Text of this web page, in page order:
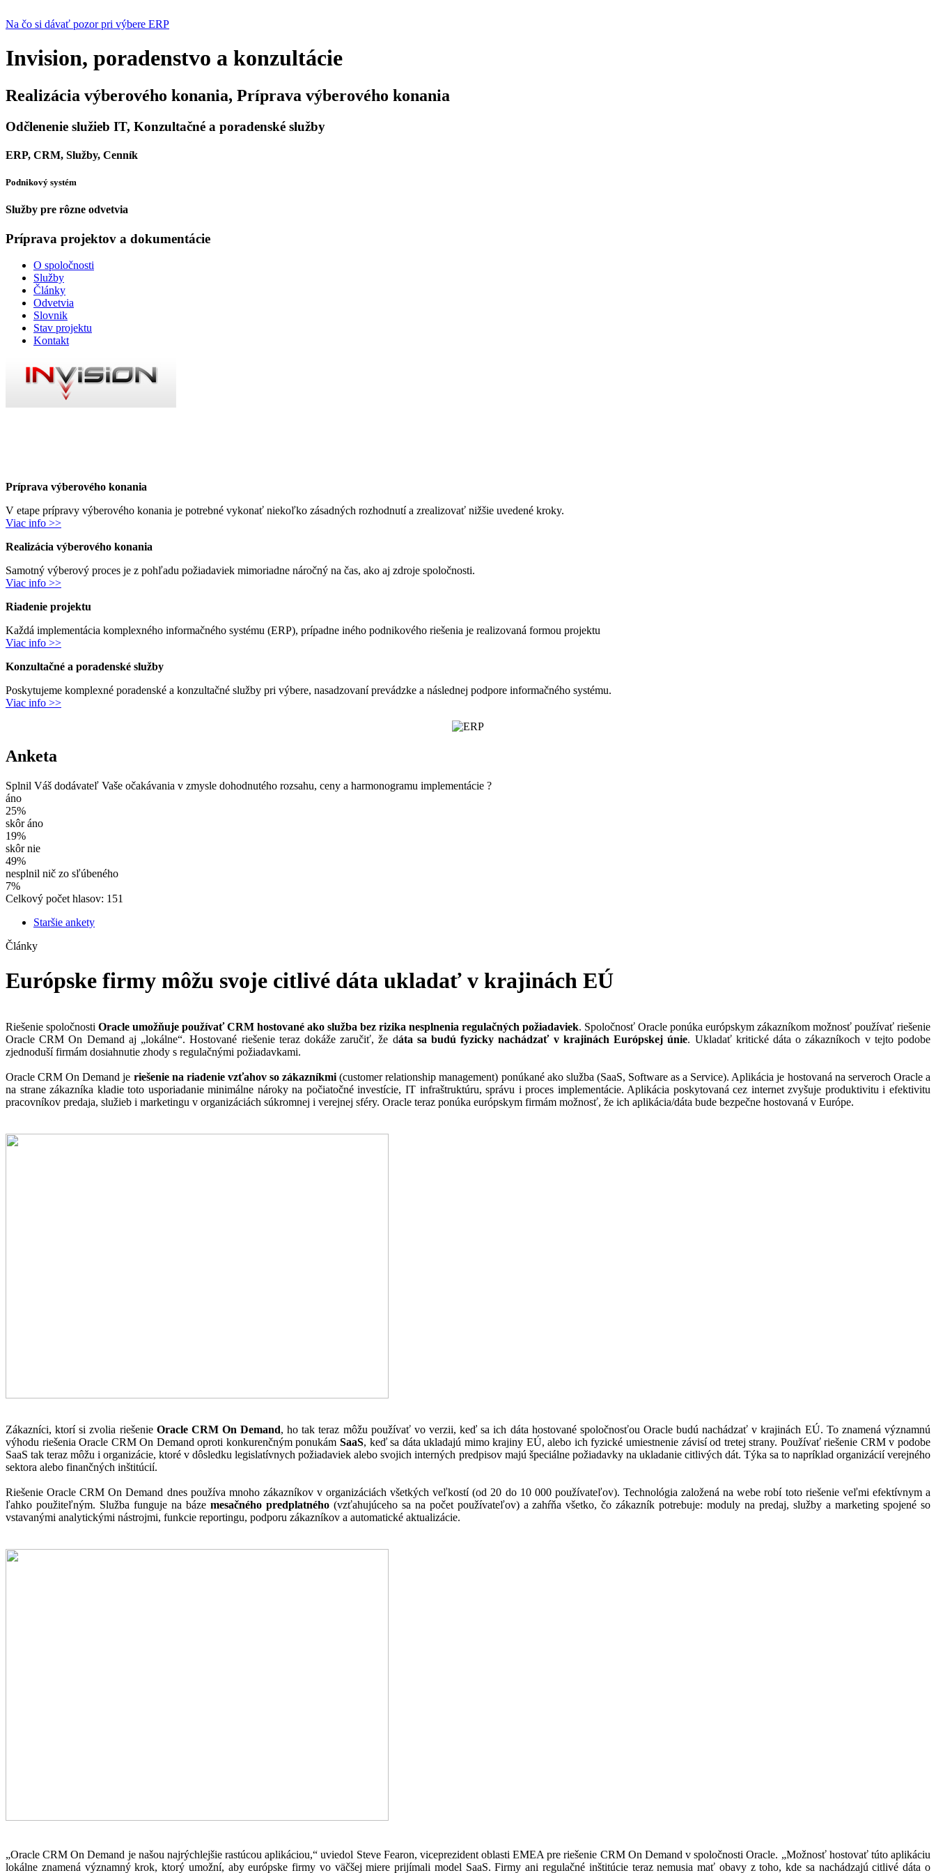
Na čo si dávať pozor pri výbere ERP
Invision, poradenstvo a konzultácie
Realizácia výberového konania, Príprava výberového konania
Odčlenenie služieb IT, Konzultačné a poradenské služby
ERP, CRM, Služby, Cenník
Podnikový systém
Služby pre rôzne odvetvia
Príprava projektov a dokumentácie
O spoločnosti
Služby
Články
Odvetvia
Slovnik
Stav projektu
Kontakt
Príprava výberového konania
V etape prípravy výberového konania je potrebné vykonať niekoľko zásadných rozhodnutí a zrealizovať nižšie uvedené kroky.
Viac info >>
Realizácia výberového konania
Samotný výberový proces je z pohľadu požiadaviek mimoriadne náročný na čas, ako aj zdroje spoločnosti.
Viac info >>
Riadenie projektu
Každá implementácia komplexného informačného systému (ERP), prípadne iného podnikového riešenia je realizovaná formou projektu
Viac info >>
Konzultačné a poradenské služby
Poskytujeme komplexné poradenské a konzultačné služby pri výbere, nasadzovaní prevádzke a následnej podpore informačného systému.
Viac info >>
Anketa
Splnil Váš dodávateľ Vaše očakávania v zmysle dohodnutého rozsahu, ceny a harmonogramu implementácie ?
áno
25%
skôr áno
19%
skôr nie
49%
nesplnil nič zo sľúbeného
7%
Celkový počet hlasov: 151
Staršie ankety
Články
Európske firmy môžu svoje citlivé dáta ukladať v krajinách EÚ
Riešenie spoločnosti Oracle umožňuje používať CRM hostované ako služba bez rizika nesplnenia regulačných požiadaviek. Spoločnosť Oracle ponúka európskym zákazníkom možnosť používať riešenie
Oracle CRM On Demand aj „lokálne“. Hostované riešenie teraz dokáže zaručiť, že dáta sa budú fyzicky nachádzať v krajinách Európskej únie. Ukladať kritické dáta o zákazníkoch v tejto podobe
zjednoduší firmám dosiahnutie zhody s regulačnými požiadavkami.
Oracle CRM On Demand je riešenie na riadenie vzťahov so zákazníkmi (customer relationship management) ponúkané ako služba (SaaS, Software as a Service). Aplikácia je hostovaná na serveroch Oracle a
na strane zákazníka kladie toto usporiadanie minimálne nároky na počiatočné investície, IT infraštruktúru, správu i proces implementácie. Aplikácia poskytovaná cez internet zvyšuje produktivitu i efektivitu
pracovníkov predaja, služieb i marketingu v organizáciách súkromnej i verejnej sféry. Oracle teraz ponúka európskym firmám možnosť, že ich aplikácia/dáta bude bezpečne hostovaná v Európe.
Zákazníci, ktorí si zvolia riešenie Oracle CRM On Demand, ho tak teraz môžu používať vo verzii, keď sa ich dáta hostované spoločnosťou Oracle budú nachádzať v krajinách EÚ. To znamená významnú
výhodu riešenia Oracle CRM On Demand oproti konkurenčným ponukám SaaS, keď sa dáta ukladajú mimo krajiny EÚ, alebo ich fyzické umiestnenie závisí od tretej strany. Používať riešenie CRM v podobe
SaaS tak teraz môžu i organizácie, ktoré v dôsledku legislatívnych požiadaviek alebo svojich interných predpisov majú špeciálne požiadavky na ukladanie citlivých dát. Týka sa to napríklad organizácií verejného
sektora alebo finančných inštitúcií.
Riešenie Oracle CRM On Demand dnes používa mnoho zákazníkov v organizáciách všetkých veľkostí (od 20 do 10 000 používateľov). Technológia založená na webe robí toto riešenie veľmi efektívnym a
ľahko použiteľným. Služba funguje na báze mesačného predplatného(vzťahujúceho sa na počet používateľov) a zahŕňa všetko, čo zákazník potrebuje: moduly na predaj, služby a marketing spojené so
vstavanými analytickými nástrojmi, funkcie reportingu, podporu zákazníkov a automatické aktualizácie.
„Oracle CRM On Demand je našou najrýchlejšie rastúcou aplikáciou,“ uviedol Steve Fearon, viceprezident oblasti EMEA pre riešenie CRM On Demand v spoločnosti Oracle. „Možnosť hostovať túto aplikáciu
lokálne znamená významný krok, ktorý umožní, aby európske firmy vo väčšej miere prijímali model SaaS. Firmy ani regulačné inštitúcie teraz nemusia mať obavy z toho, kde sa nachádzajú citlivé dáta o